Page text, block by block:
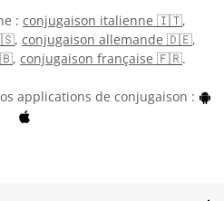
: conjugaison italienne 🇮🇹,
, conjugaison allemande 🇩🇪,
, conjugaison française 🇫🇷.
applications de conjugaison :